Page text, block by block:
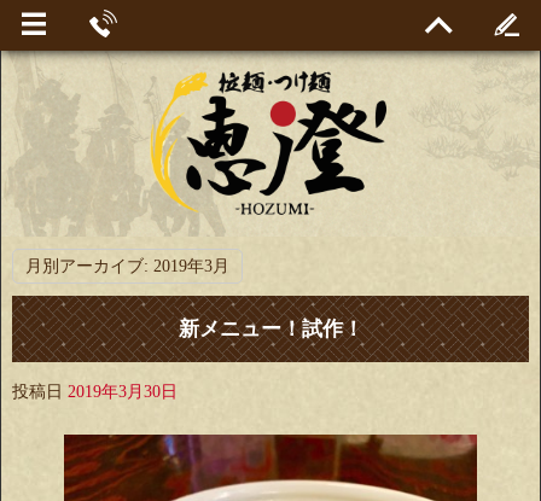
月別アーカイブ: 2019年3月
新メニュー！試作！
投稿日 2019年3月30日